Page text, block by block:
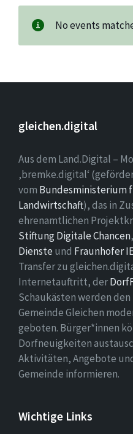
No events
gleichen.digital
Aus dem Land.Digital –
‚bremke.digital‘
vom Bundesministerium
Landwirtschaft), das in
ehrenamtlichen
Stiftung Digitale Chancen
Dienste und Fraunhofer
Transfer zu
Internetauftritt, der
Schaukästen werden
Gemeinde Gleichen
geboten. Bürger*innen
Dorfneuigkeiten
Aktivitäten, Angebote
Gemeinde informieren.
Wichtige Links